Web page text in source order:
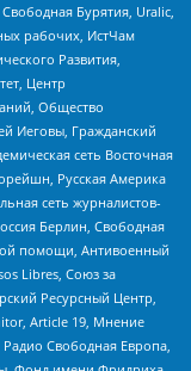
Бурятия, Uralic,
рабочих, ИстЧам
Развития,
Центр
Общество
Иеговы, Гражданский
сеть Восточная
Русская Америка
сеть журналистов-
Берлин, Свободная
помощи, Антивоенный
Libres, Союз за
Ресурсный Центр,
Article 19, Мнение
Свободная Европа,